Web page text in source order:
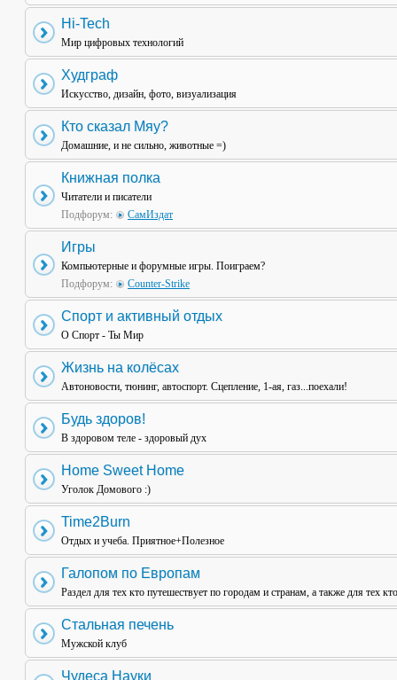
Hi-Tech
Мир цифровых технологий
Худграф
Искусство, дизайн, фото, визуализация
Кто сказал Мяу?
Домашние, и не сильно, животные =)
Книжная полка
Читатели и писатели
Подфорум:
СамИздат
Игры
Компьютерные и форумные игры. Поиграем?
Подфорум:
Counter-Strike
Спорт и активный отдых
О Спорт - Ты Мир
Жизнь на колёсах
Автоновости, тюнинг, автоспорт. Сцепление, 1-ая, газ...поехали!
Будь здоров!
В здоровом теле - здоровый дух
Home Sweet Home
Уголок Домового :)
Time2Burn
Отдых и учеба. Приятное+Полезное
Галопом по Европам
Раздел для тех кто путешествует по городам и странам, а также для тех
Стальная печень
Мужской клуб
Чудеса Науки